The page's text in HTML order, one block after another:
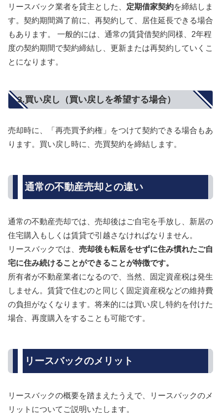
リースバック業者を貸主とした、 定期借家契約を締結しま
す。契約期間満了前に、再契約して、居住延長できる場合
もあります。 一般的には、通常の賃貸借契約同様、2年程
度の契約期間で契約締結し、更新または再契約していくこ
とになります。
3.買い戻し（買い戻しを希望する場合）
売却時に、「再売買予約権」をつけて契約できる場合もあ
ります。買い戻し時に、売買契約を締結します。
通常の不動産売却との違い
通常の不動産売却では、売却後はご自宅を手放し、新居の
住宅購入もしくは賃貸で引越さなければなりません。
リースバックでは、 売却後も転居をせずに住み慣れたご自
宅に住み続けることができることが特徴です。
所有者が不動産業者になるので、当然、固定資産税は発生
しません。賃貸で住むのと同じく固定資産税などの維持費
の負担がなくなります。将来的には買い戻し特約を付けた
場合、再度購入をすることも可能です。
リースバックのメリット
リースバックの概要を踏まえたうえで、リースバックのメ
リットについてご説明いたします。